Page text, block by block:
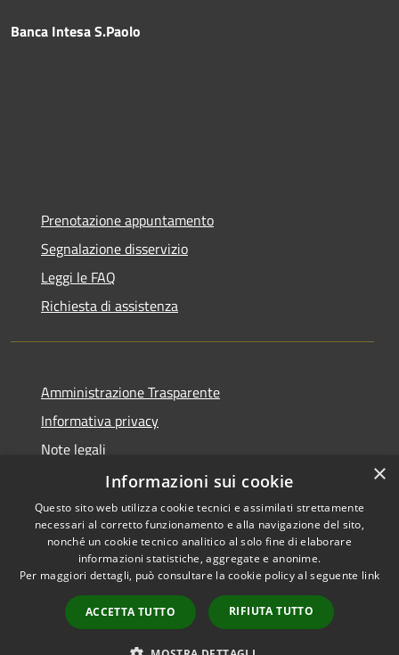
Banca Intesa S.Paolo
Prenotazione appuntamento
Segnalazione disservizio
Leggi le FAQ
Richiesta di assistenza
Amministrazione Trasparente
Informativa privacy
Note legali
Dichiarazione di accessibilità
RSS
Accessibility
Copyright © 2026 • Town of •
Municipium
Admin access
×
Informazioni sui cookie
Questo sito web utilizza cookie tecnici e assimilati strettamente
necessari al corretto funzionamento e alla navigazione del sito,
nonché un cookie tecnico analitico al solo fine di elaborare
informazioni statistiche, aggregate e anonime.
Per maggiori dettagli, può consultare la cookie policy al seguente link
ACCETTA TUTTO RIFIUTA TUTTO